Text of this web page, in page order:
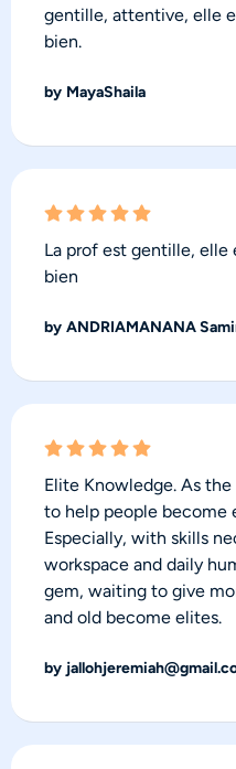
gentille, attentive, elle
bien.
by MayaShaila
La prof est gentille,
bien
by ANDRIAMANANA
Elite Knowledge. As
to help people become
Especially, with skills
workspace and daily
gem, waiting to give
and old become elites.
by